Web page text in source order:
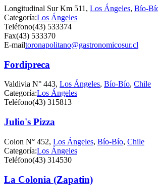
Longitudinal Sur Km 511, Los Ángeles, Bío-
Categoría:Los Ángeles
Teléfono(43) 533374
Fax(43) 533370
E-mailtoronapolitano@gastronomicosur.cl
Fordipreca
Valdivia N° 443, Los Ángeles, Bío-Bío, Chile
Categoría:Los Ángeles
Teléfono(43) 315813
Julio's Pizza
Colon N° 452, Los Ángeles, Bío-Bío, Chile
Categoría:Los Ángeles
Teléfono(43) 314530
La Colonia (Zapatin)